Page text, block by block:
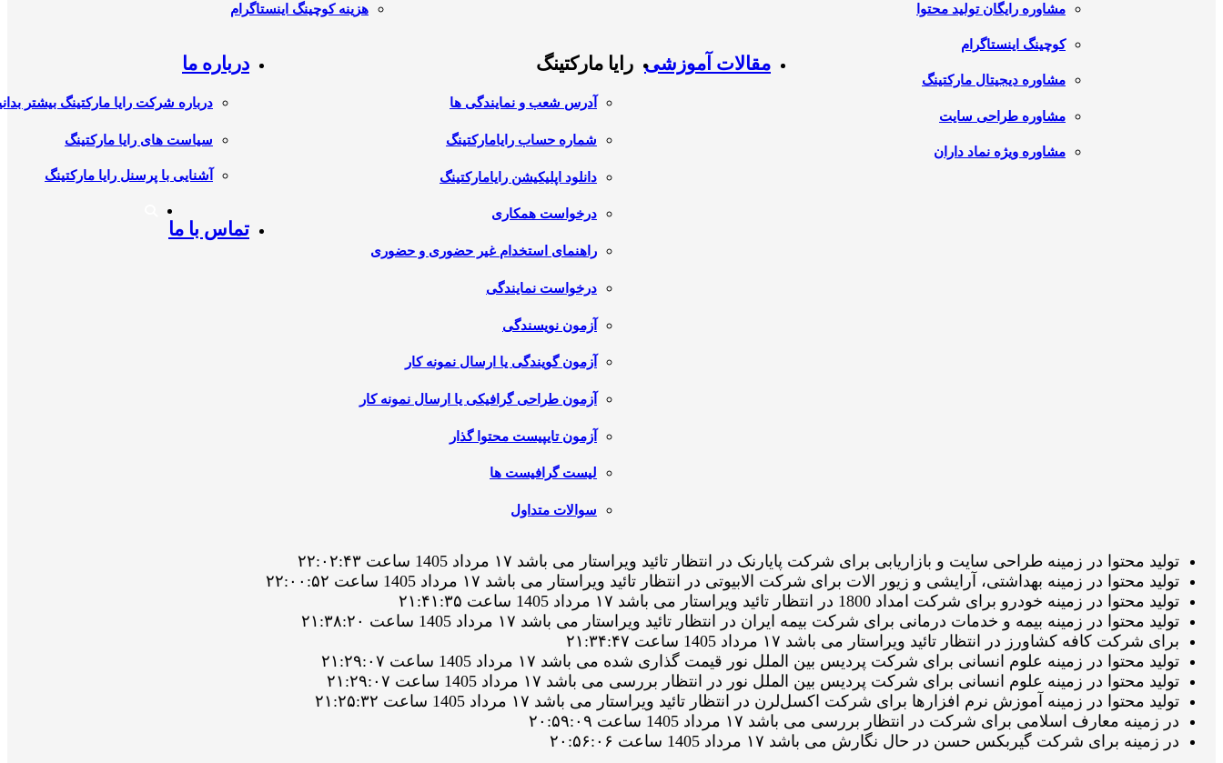
مشاوره رایگان تولید محتوا
کوچینگ اینستاگرام
مشاوره دیجیتال مارکتینگ
مشاوره طراحی سایت
مشاوره ویژه نماد داران
هزینه کوچینگ اینستاگرام
مقالات آموزشی رایا مارکتینگ
آدرس شعب و نمایندگی ها
شماره حساب رایامارکتینگ
دانلود اپلیکیشن رایامارکتینگ
درخواست همکاری
راهنمای استخدام غیر حضوری و حضوری
درخواست نمایندگی
آزمون نویسندگی
آزمون گویندگی یا ارسال نمونه کار
آزمون طراحی گرافیکی یا ارسال نمونه کار
آزمون تایپیست محتوا گذار
لیست گرافیست ها
سوالات متداول
درباره ما
درباره شرکت رایا مارکتینگ بیشتر
سیاست های رایا مارکتینگ
آشنایی با پرسنل رایا مارکتینگ
تماس با ما
تولید محتوا در زمینه طراحی سایت و بازاریابی برای شرکت پایارنک در انتظار تائید ویراستار می باشد ۱۷ مرداد 1405 ساعت ۲۲:۰۲:۴۳
تولید محتوا در زمینه بهداشتی، آرایشی و زیور الات برای شرکت الابیوتی در انتظار تائید ویراستار می باشد ۱۷ مرداد 1405 ساعت ۲۲:۰۰:۵۲
تولید محتوا در زمینه خودرو برای شرکت امداد 1800 در انتظار تائید ویراستار می باشد ۱۷ مرداد 1405 ساعت ۲۱:۴۱:۳۵
تولید محتوا در زمینه بیمه و خدمات درمانی برای شرکت بیمه ایران در انتظار تائید ویراستار می باشد ۱۷ مرداد 1405 ساعت ۲۱:۳۸:۲۰
برای شرکت کافه کشاورز در انتظار تائید ویراستار می باشد ۱۷ مرداد 1405 ساعت ۲۱:۳۴:۴۷
تولید محتوا در زمینه علوم انسانی برای شرکت پردیس بین الملل نور قیمت گذاری شده می باشد ۱۷ مرداد 1405 ساعت ۲۱:۲۹:۰۷
تولید محتوا در زمینه علوم انسانی برای شرکت پردیس بین الملل نور در انتظار بررسی می باشد ۱۷ مرداد 1405 ساعت ۲۱:۲۹:۰۷
تولید محتوا در زمینه آموزش نرم افزارها برای شرکت اکسل‌لرن در انتظار تائید ویراستار می باشد ۱۷ مرداد 1405 ساعت ۲۱:۲۵:۳۲
در زمینه معارف اسلامی برای شرکت در انتظار بررسی می باشد ۱۷ مرداد 1405 ساعت ۲۰:۵۹:۰۹
در زمینه برای شرکت گیربکس حسن در حال نگارش می باشد ۱۷ مرداد 1405 ساعت ۲۰:۵۶:۰۶